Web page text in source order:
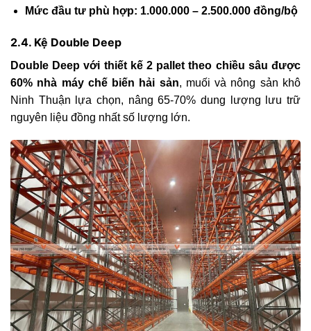
Mức đầu tư phù hợp: 1.000.000 – 2.500.000 đồng/bộ
2.4. Kệ Double Deep
Double Deep với thiết kế 2 pallet theo chiều sâu được
60% nhà máy chế biến hải sản, muối và nông sản khô
Ninh Thuận lựa chọn, nâng 65-70% dung lượng lưu trữ
nguyên liệu đồng nhất số lượng lớn.